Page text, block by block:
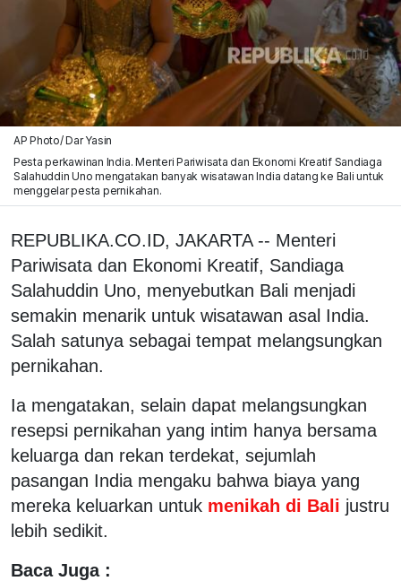
AP Photo/ Dar Yasin
Pesta perkawinan India. Menteri Pariwisata dan Ekonomi Kreatif Sandiaga
Salahuddin Uno mengatakan banyak wisatawan India datang ke Bali untuk
menggelar pesta pernikahan.
REPUBLIKA.CO.ID, JAKARTA -- Menteri
Pariwisata dan Ekonomi Kreatif, Sandiaga
Salahuddin Uno, menyebutkan Bali menjadi
semakin menarik untuk wisatawan asal India.
Salah satunya sebagai tempat melangsungkan
pernikahan.
Ia mengatakan, selain dapat melangsungkan
resepsi pernikahan yang intim hanya bersama
keluarga dan rekan terdekat, sejumlah
pasangan India mengaku bahwa biaya yang
mereka keluarkan untuk menikah di Bali justru
lebih sedikit.
Baca Juga :